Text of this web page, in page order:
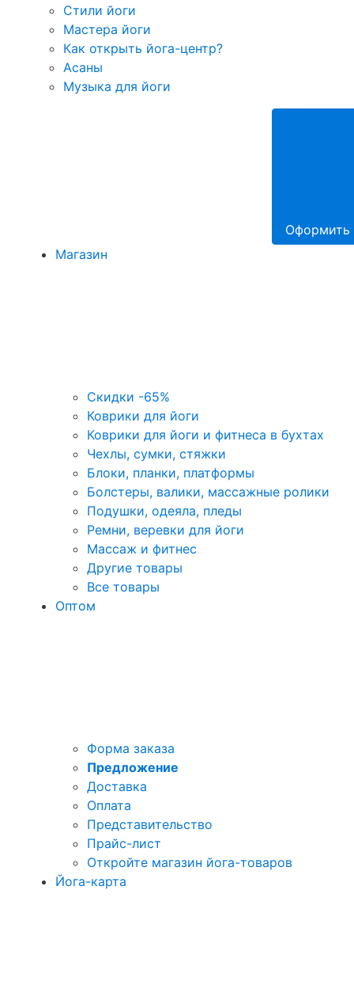
Стили йоги
Мастера йоги
Как открыть йога-центр?
Асаны
Музыка для йоги
Оформить
Магазин
Скидки -65%
Коврики для йоги
Коврики для йоги и фитнеса в бухтах
Чехлы, сумки, стяжки
Блоки, планки, платформы
Болстеры, валики, массажные ролики
Подушки, одеяла, пледы
Ремни, веревки для йоги
Массаж и фитнес
Другие товары
Все товары
Оптом
Форма заказа
Предложение
Доставка
Оплата
Представительство
Прайс-лист
Откройте магазин йога-товаров
Йога-карта